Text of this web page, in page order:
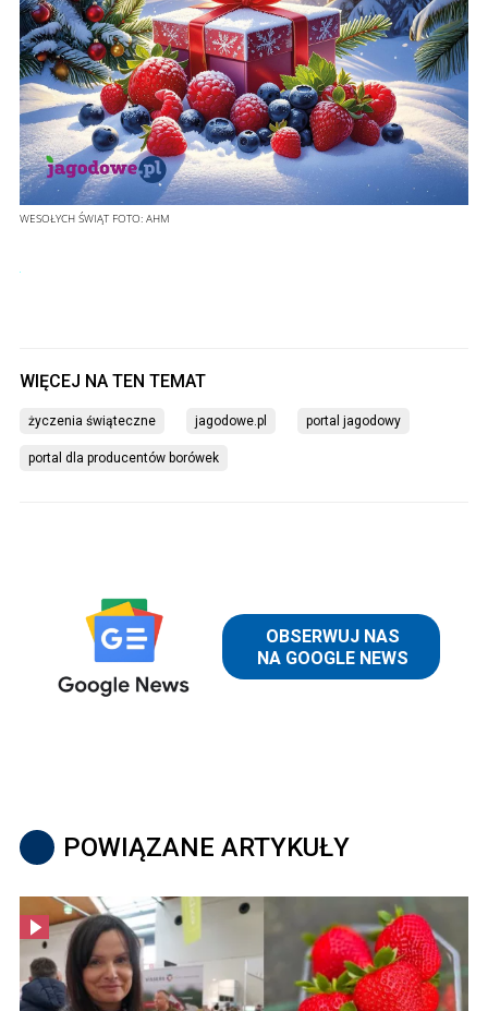
WESOŁYCH ŚWIĄT FOTO: AHM
życzenia świąteczne jagodowe.pl portal jagodowy
portal dla producentów borówek
POWIĄZANE ARTYKUŁY